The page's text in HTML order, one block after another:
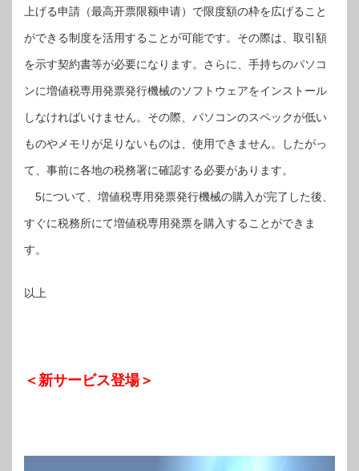
上げる申請（最高开票限额申请）で限度額の枠を広げること
ができる制度を活用することが可能です。その際は、取引額
を示す契約書等が必要になります。さらに、手持ちのパソコ
ンに増値税専用発票発行機械のソフトウェアをインストール
しなければいけません。その際、パソコンのスペックが低い
ものやメモリが足りないものは、使用できません。したがっ
て、事前に各地の税務署に確認する必要があります。
5について、増値税専用発票発行機械の購入が完了した後、
すぐに税務所にて増値税専用発票を購入することができま
す。
以上
＜新サービス登場＞